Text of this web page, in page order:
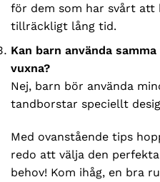
för dem som har svårt
tillräckligt lång tid.
Kan barn använda
vuxna?
Nej, barn bör använda
tandborstar speciellt
Med ovanstående tips
redo att välja den
behov! Kom ihåg, en bra